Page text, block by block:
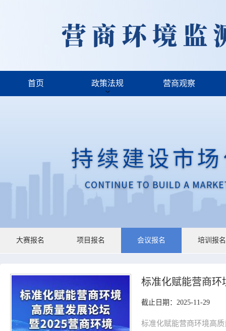
首页 政策法规 营商观察
大赛报名 项目报名 会议报名 培训报名
标准化赋能营商环
截止日期：2025-11-29
标准化赋能营商环境高